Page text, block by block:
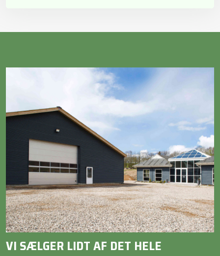
VI SÆLGER LIDT AF DET HELE